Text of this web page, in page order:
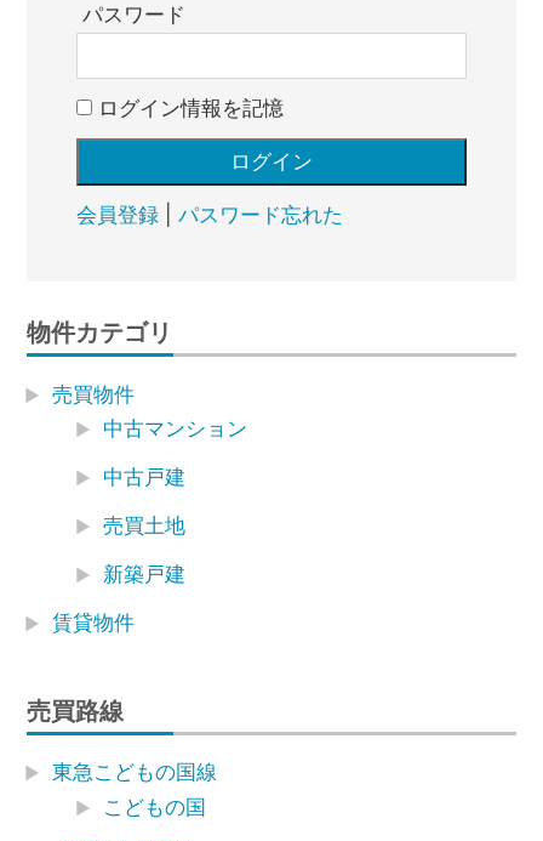
パスワード
ログイン情報を記憶
会員登録| パスワード忘れた
物件カテゴリ
売買物件
中古マンション
中古戸建
売買土地
新築戸建
賃貸物件
売買路線
東急こどもの国線
こどもの国